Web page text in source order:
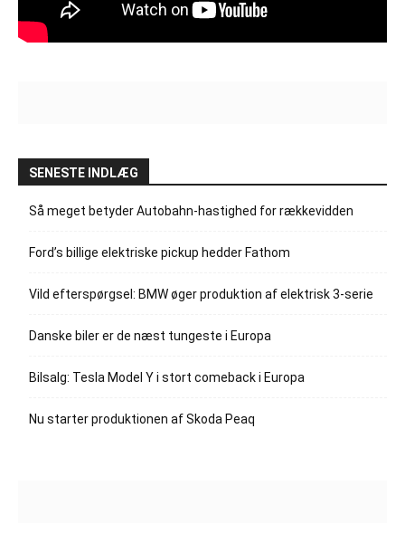
SENESTE INDLÆG
Så meget betyder Autobahn-hastighed for rækkevidden
Ford’s billige elektriske pickup hedder Fathom
Vild efterspørgsel: BMW øger produktion af elektrisk 3-serie
Danske biler er de næst tungeste i Europa
Bilsalg: Tesla Model Y i stort comeback i Europa
Nu starter produktionen af Skoda Peaq